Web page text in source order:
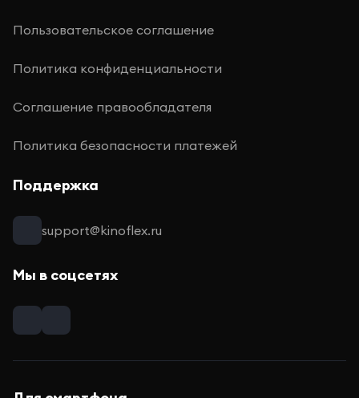
Пользовательское соглашение
Политика конфиденциальности
Соглашение правообладателя
Политика безопасности платежей
Поддержка
support@kinoflex.ru
Мы в соцсетях